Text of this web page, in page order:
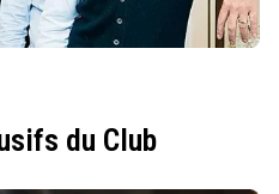
du Club